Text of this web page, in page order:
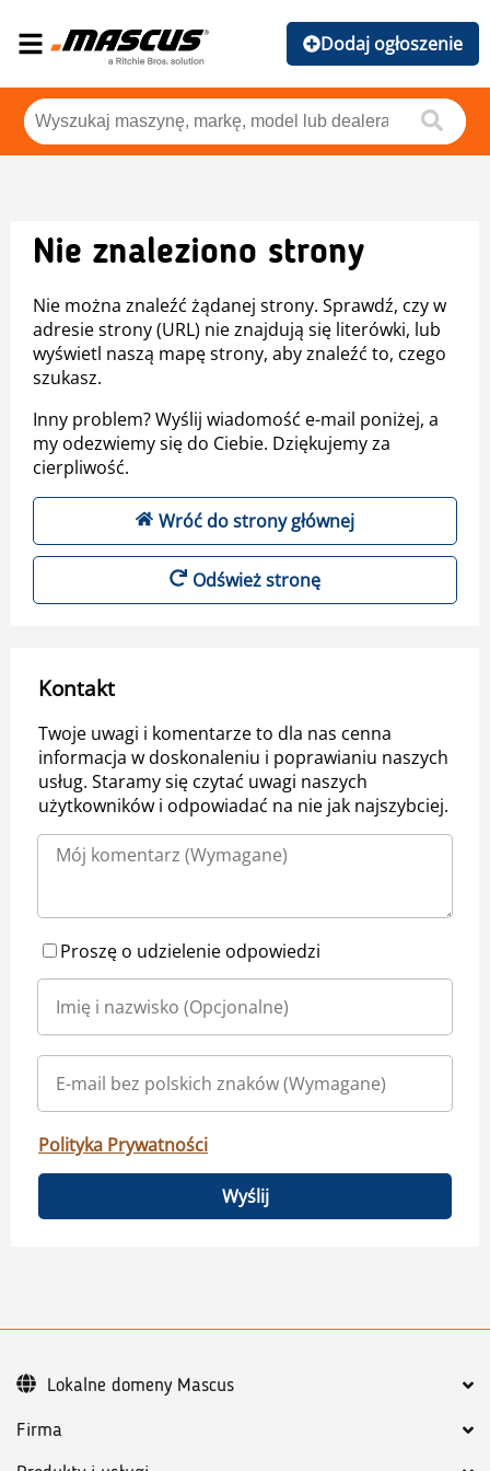
Dodaj ogłoszenie
Nie znaleziono strony
Nie można znaleźć żądanej strony. Sprawdź, czy w
adresie strony (URL) nie znajdują się literówki, lub
wyświetl naszą mapę strony, aby znaleźć to, czego
szukasz.
Inny problem? Wyślij wiadomość e-mail poniżej, a
my odezwiemy się do Ciebie. Dziękujemy za
cierpliwość.
Wróć do strony głównej
Odśwież stronę
Kontakt
Twoje uwagi i komentarze to dla nas cenna
informacja w doskonaleniu i poprawianiu naszych
usług. Staramy się czytać uwagi naszych
użytkowników i odpowiadać na nie jak najszybciej.
Proszę o udzielenie odpowiedzi
Polityka Prywatności
Wyślij
Firma
Lokalne domeny Mascus